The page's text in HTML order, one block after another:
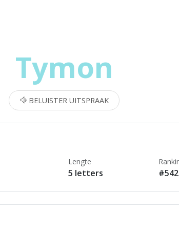
Tymon
BELUISTER UITSPRAAK
Lengte
5 letters